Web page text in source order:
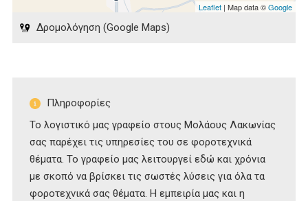
Leaflet | Map data ©Google
Δρομολόγηση (Google Maps)
Πληροφορίες
Το λογιστικό μας γραφείο στους Μολάους Λακωνίας
σας παρέχει τις υπηρεσίες του σε φοροτεχνικά
θέματα. Το γραφείο μας λειτουργεί εδώ και χρόνια
με σκοπό να βρίσκει τις σωστές λύσεις για όλα τα
φοροτεχνικά σας θέματα. Η εμπειρία μας και η